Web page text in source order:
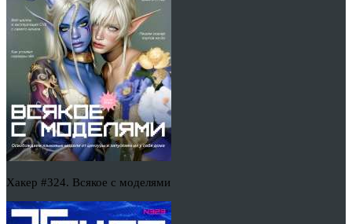
Хакер #324. Всякое с моделями